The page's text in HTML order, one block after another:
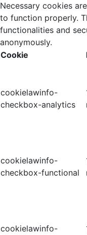
Necessary cookies
to function properly.
functionalities and
anonymously.
Cookie
cookielawinfo-
checkbox-analytics
cookielawinfo-
checkbox-functional
cookielawinfo-